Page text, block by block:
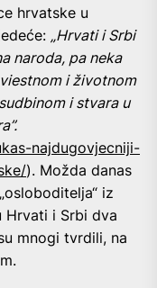
hrvatske u
„Hrvati i Srbi
naroda, pa neka
i životnom
i stvara u
najdugovjecniji-
). Možda danas
iz
Hrvati i Srbi dva
mnogi tvrdili, na